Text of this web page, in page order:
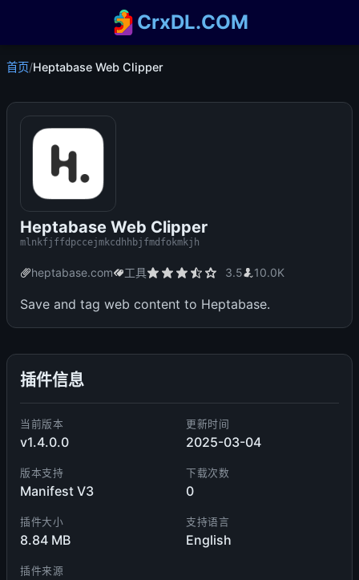
CrxDL.COM
首页/Heptabase Web Clipper
Heptabase Web Clipper
mlnkfjffdpccejmkcdhhbjfmdfokmkjh
heptabase.com 工具 3.5 10.0K
Save and tag web content to Heptabase.
插件信息
当前版本
v1.4.0.0
更新时间
2025-03-04
版本支持
Manifest V3
下载次数
0
插件大小
8.84 MB
支持语言
English
插件来源